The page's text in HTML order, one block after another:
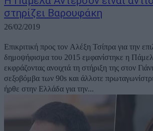
στηρίζει Βαρουφάκη
26/02/2019
Επικριτική προς τον Αλέξη Τσίπρα για την
δημοψήφισμα του 2015 εμφανίστηκε η
εκφράζοντας ανοιχτά τη στήριξη της στον
σεξοβόμβα των 90s και άλλοτε
ήρθε στην Ελλάδα για την...